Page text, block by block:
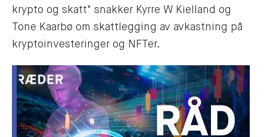
krypto og skatt" snakker Kyrre W Kielland og
Tone Kaarbø om skattlegging av avkastning på
kryptoinvesteringer og NFTer.